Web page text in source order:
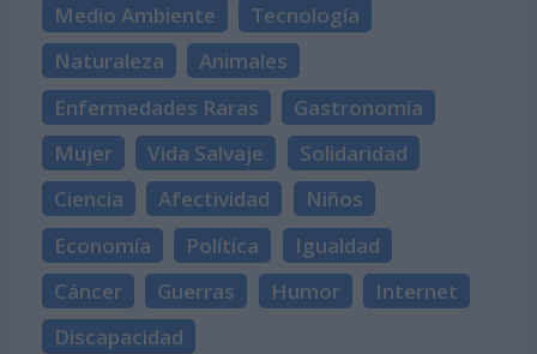
Medio Ambiente
Tecnología
Naturaleza
Animales
Enfermedades Raras
Gastronomía
Mujer
Vida Salvaje
Solidaridad
Ciencia
Afectividad
Niños
Economía
Política
Igualdad
Cáncer
Guerras Humor
Internet
Discapacidad